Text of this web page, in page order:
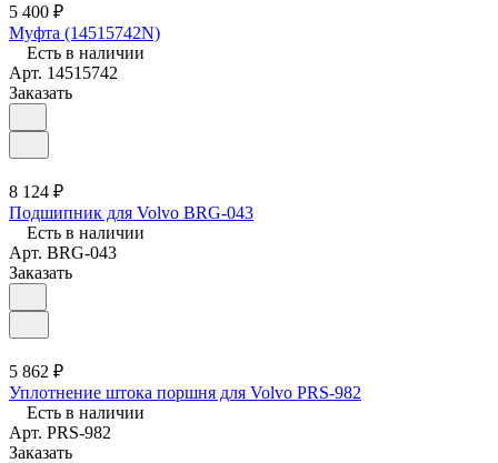
5 400 ₽
Муфта (14515742N)
Есть в наличии
Арт. 14515742
Заказать
8 124 ₽
Подшипник для Volvo BRG-043
Есть в наличии
Арт. BRG-043
Заказать
5 862 ₽
Уплотнение штока поршня для Volvo PRS-982
Есть в наличии
Арт. PRS-982
Заказать